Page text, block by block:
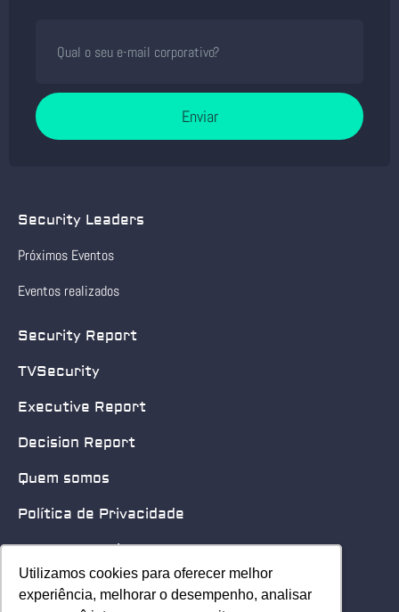
Utilizamos cookies para oferecer melhor
experiência, melhorar o desempenho, analisar
Utilizamos cookies para oferecer melhor
experiência, melhorar o desempenho, analisar
Enviar
Security Leaders
Próximos Eventos
Eventos realizados
Security Report
TVSecurity
Executive Report
Decision Report
Quem somos
Política de Privacidade
Quero patrocinar
Contato